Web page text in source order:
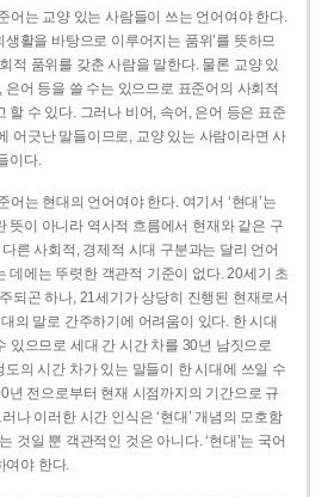
어는 교양 있는 사람들이 쓰는 언어여야 한다.
생활을 바탕으로 이루어지는 품위’를 뜻하므
적 품위를 갖춘 사람을 말한다. 물론 교양 있
은어 등을 쓸 수는 있으므로 표준어의 사회적
할 수 있다. 그러나 비어, 속어, 은어 등은 표준
어긋난 말들이므로, 교양 있는 사람이라면 사
이다.
어는 현대의 언어여야 한다. 여기서 ‘현대’는
뜻이 아니라 역사적 흐름에서 현재와 같은 구
른 사회적, 경제적 시대 구분과는 달리 언어
데에는 뚜렷한 객관적 기준이 없다. 20세기 초
되곤 하나, 21세기가 상당히 진행된 현재로서
의 말로 간주하기에 어려움이 있다. 한 시대
있으므로 세대 간 시간 차를 30년 남짓으로
의 시간 차가 있는 말들이 한 시대에 쓰일 수
년 전으로부터 현재 시점까지의 기간으로 규
나 이러한 시간 인식은 ‘현대’ 개념의 모호함
것일 뿐 객관적인 것은 아니다. ‘현대’는 국어
여야 한다.